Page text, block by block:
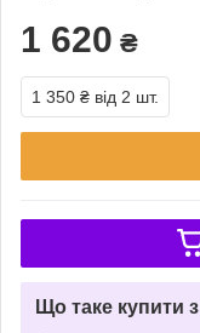
1 620 ₴
1 350 ₴ від 2 шт.
Що таке купити